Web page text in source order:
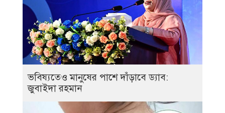
ভবিষ্যতেও মানুষের পাশে দাঁড়াবে ড্যাব:
জুবাইদা রহমান